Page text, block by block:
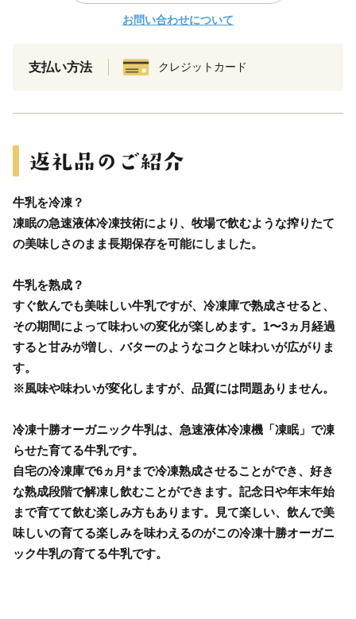
お問い合わせについて
支払い方法 クレジットカード
牛乳を冷凍？
凍眠の急速液体冷凍技術により、牧場で飲むような搾りたて
の美味しさのまま長期保存を可能にしました。
牛乳を熟成？
すぐ飲んでも美味しい牛乳ですが、冷凍庫で熟成させると、
その期間によって味わいの変化が楽しめます。1〜3ヵ月経過
すると甘みが増し、バターのようなコクと味わいが広がりま
す。
※風味や味わいが変化しますが、品質には問題ありません。
冷凍十勝オーガニック牛乳は、急速液体冷凍機「凍眠」で凍
らせた育てる牛乳です。
自宅の冷凍庫で6ヵ月*まで冷凍熟成させることができ、好き
な熟成段階で解凍し飲むことができます。記念日や年末年始
まで育てて飲む楽しみ方もあります。見て楽しい、飲んで美
味しいの育てる楽しみを味わえるのがこの冷凍十勝オーガニ
ック牛乳の育てる牛乳です。